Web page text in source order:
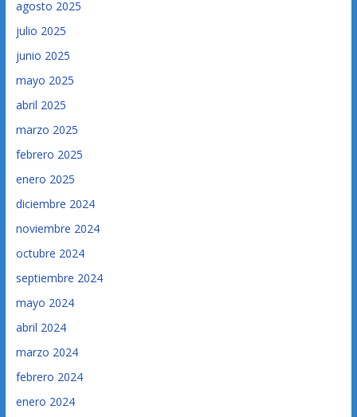
agosto 2025
julio 2025
junio 2025
mayo 2025
abril 2025
marzo 2025
febrero 2025
enero 2025
diciembre 2024
noviembre 2024
octubre 2024
septiembre 2024
mayo 2024
abril 2024
marzo 2024
febrero 2024
enero 2024